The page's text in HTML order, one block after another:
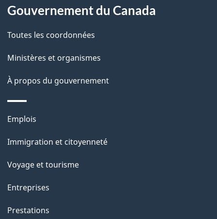
t
a
l
s
l
a
a
g
propos
ce
site
Gouvernement du Canada
Toutes les coordonnées
Ministères et organismes
À propos du gouvernement
Thèmes
sujets
Emplois
Immigration et citoyenneté
Voyage et tourisme
Entreprises
Prestations